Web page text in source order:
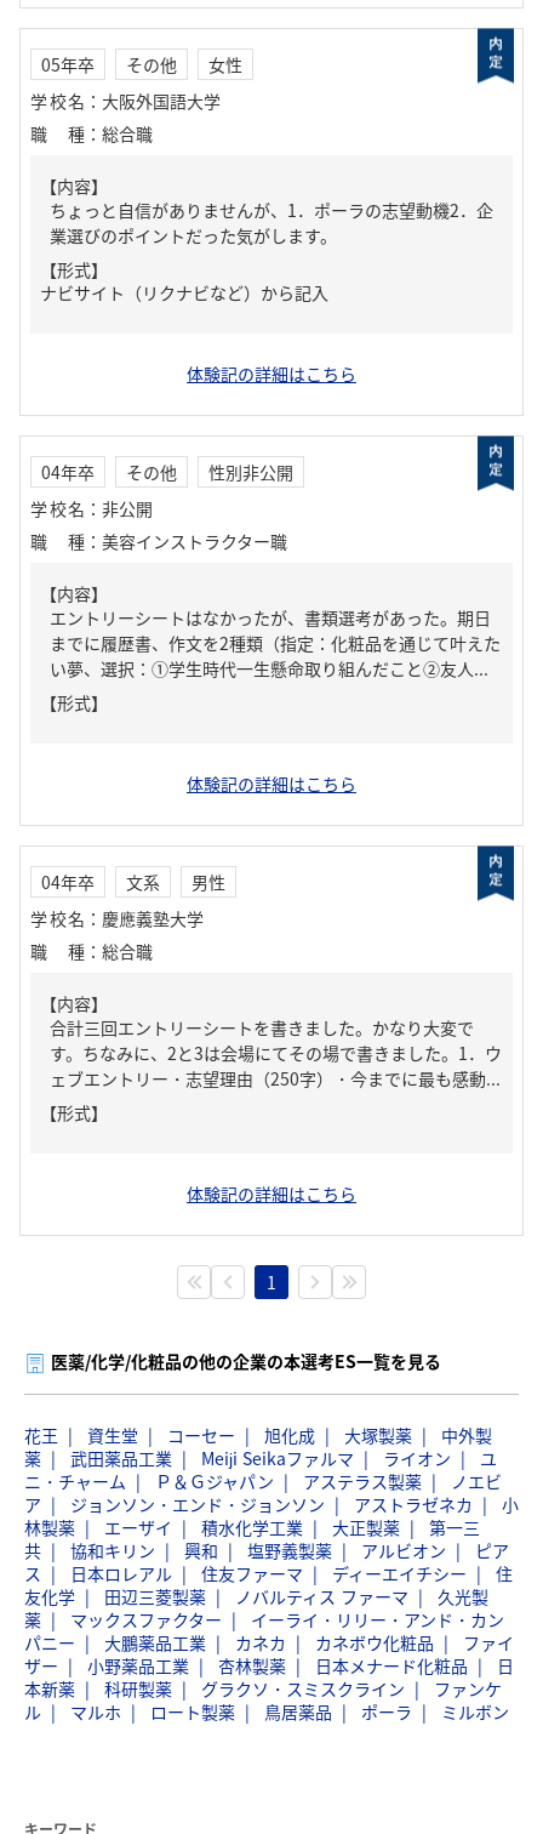
05年卒 その他
女性
学校名 ： 大阪外国語大学
職種 ： 総合職
【内容】
ちょっと自信がありませんが、1．ポーラの志望動機2．企
業選びのポイントだった気がします。
【形式】
ナビサイト（リクナビなど）から記入
体験記の詳細はこちら
04年卒 その他
性別非公開
学校名 ： 非公開
職種 ： 美容インストラクター職
【内容】
エントリーシートはなかったが、書類選考があった。期日
までに履歴書、作文を2種類（指定：化粧品を通じて叶えた
い夢、選択：①学生時代一生懸命取り組んだこと②友人...
【形式】
体験記の詳細はこちら
04年卒 文系
男性
学校名 ： 慶應義塾大学
職種 ： 総合職
【内容】
合計三回エントリーシートを書きました。かなり大変で
す。ちなみに、2と3は会場にてその場で書きました。1．ウ
ェブエントリー・志望理由（250字）・今までに最も感動...
【形式】
体験記の詳細はこちら
1
医薬/化学/化粧品の他の企業の本選考ES一覧を見る
花王 資生堂 コーセー 旭化成 大塚製薬
中外製
薬
武田薬品工業 Meiji Seikaファルマ ライオン
ユ
ニ・チャーム
Ｐ＆Ｇジャパン アステラス製薬
ノエビ
ア
ジョンソン・エンド・ジョンソン アストラゼネカ
小
林製薬
エーザイ 積水化学工業 大正製薬
第一三
共
協和キリン 興和 塩野義製薬 アルビオン
ピア
ス
日本ロレアル 住友ファーマ ディーエイチシー
住
友化学
田辺三菱製薬 ノバルティス ファーマ
久光製
薬
マックスファクター
イーライ・リリー・アンド・カン
パニー
大鵬薬品工業 カネカ カネボウ化粧品
ファイ
ザー
小野薬品工業 杏林製薬 日本メナード化粧品
日
本新薬
科研製薬 グラクソ・スミスクライン
ファンケ
ル
マルホ ロート製薬 鳥居薬品 ポーラ ミルボン
キーワード